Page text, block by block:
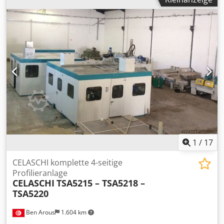
Spindeln [Stk.]: 10 - Min. Arbeitsbreite [mm]: 200 - Max.
Arbeitsbreite [mm]: 3500 - Transportmaße: 13600mm x
2400mm x 1800mm (l x b x h) - Transportgewicht [kg]:
8000kg - Transportpakete [Stk.]: 3 Csdpfx Adszln Nzs Ijrf
Finanzielle Informationen Mehrwertsteuer: Der
angegebene Preis versteht sich zzgl. Mehrwertsteuer
Mehrwertsteuer/Differenzbesteuerung: Mehrwertsteuer
abzugsfähig für Unternehmer Lieferung und
Inzahlungnahme jederzeit möglich für alles aus dem
Industriebereich Yorick Diebels
1 / 17
Ben Arous 1.604 km
CELASCHI komplette 4-seitige
Profilieranlage
CELASCHI TSA5215 – TSA5218 –
TSA5220